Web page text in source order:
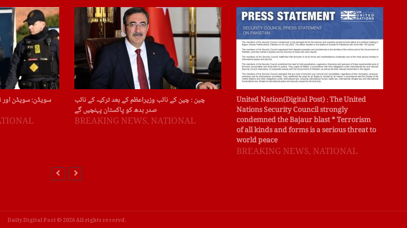
سویڈن: سویڈن اور
چین : چین کے نائب وزیراعظم کے بعد ترکیہ کے نائب
صدر بدھ کو پاکستان پہنچیں گے
BREAKING NEWS, NATIONAL
United Nation(Digital Post) : The United
Nations Security Council strongly
condemned the Bajaur blast * Terrorism
of all kinds and forms is a serious threat to
world peace
BREAKING NEWS, NATIONAL
Daily Digital Post © 2026 All rights reservd.